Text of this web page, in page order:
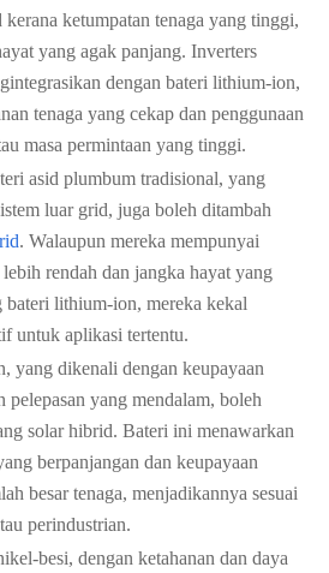
ketumpatan tenaga yang tinggi,
yang agak panjang. Inverters
dengan bateri lithium-ion,
tenaga yang cekap dan penggunaan
masa permintaan yang tinggi.
asid plumbum tradisional, yang
luar grid, juga boleh ditambah
. Walaupun mereka mempunyai
rendah dan jangka hayat yang
bateri lithium-ion, mereka kekal
untuk aplikasi tertentu.
yang dikenali dengan keupayaan
pelepasan yang mendalam, boleh
solar hibrid. Bateri ini menawarkan
berpanjangan dan keupayaan
besar tenaga, menjadikannya sesuai
perindustrian.
besi, dengan ketahanan dan daya